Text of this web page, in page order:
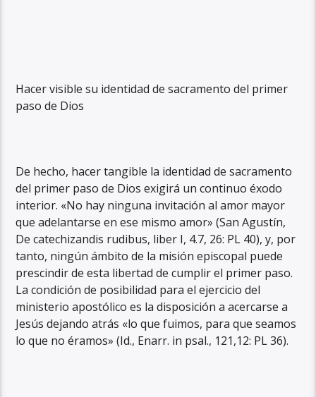
Hacer visible su identidad de sacramento del primer
paso de Dios
De hecho, hacer tangible la identidad de sacramento
del primer paso de Dios exigirá un continuo éxodo
interior. «No hay ninguna invitación al amor mayor
que adelantarse en ese mismo amor» (San Agustín,
De catechizandis rudibus, liber I, 4.7, 26: PL 40), y, por
tanto, ningún ámbito de la misión episcopal puede
prescindir de esta libertad de cumplir el primer paso.
La condición de posibilidad para el ejercicio del
ministerio apostólico es la disposición a acercarse a
Jesús dejando atrás «lo que fuimos, para que seamos
lo que no éramos» (Id., Enarr. in psal., 121,12: PL 36).